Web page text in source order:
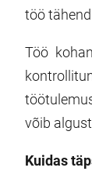
töö
Töö
võib
Kuidas